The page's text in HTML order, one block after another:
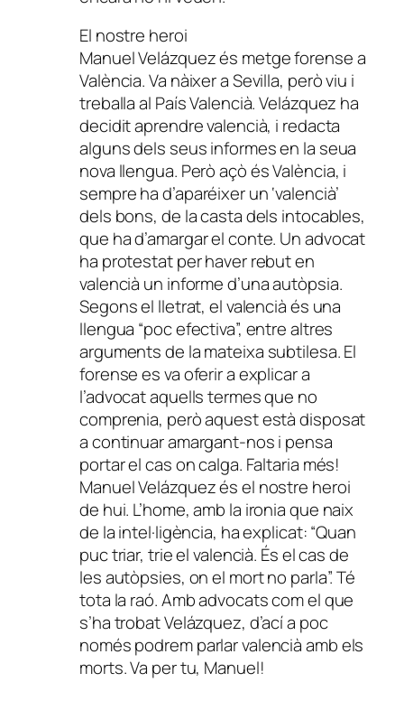
El nostre heroi
Manuel Velázquez és metge forense a
València. Va nàixer a Sevilla, però viu i
treballa al País Valencià. Velázquez ha
decidit aprendre valencià, i redacta
alguns dels seus informes en la seua
nova llengua. Però açò és València, i
sempre ha d’aparéixer un ‘valencià’
dels bons, de la casta dels intocables,
que ha d’amargar el conte. Un advocat
ha protestat per haver rebut en
valencià un informe d’una autòpsia.
Segons el lletrat, el valencià és una
llengua “poc efectiva”, entre altres
arguments de la mateixa subtilesa. El
forense es va oferir a explicar a
l’advocat aquells termes que no
comprenia, però aquest està disposat
a continuar amargant-nos i pensa
portar el cas on calga. Faltaria més!
Manuel Velázquez és el nostre heroi
de hui. L’home, amb la ironia que naix
de la intel·ligència, ha explicat: “Quan
puc triar, trie el valencià. És el cas de
les autòpsies, on el mort no parla”. Té
tota la raó. Amb advocats com el que
s’ha trobat Velázquez, d’ací a poc
només podrem parlar valencià amb els
morts. Va per tu, Manuel!